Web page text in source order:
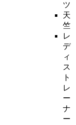
ツ
天
竺
レ
デ
ィ
ス
ト
レ
ー
ナ
ー